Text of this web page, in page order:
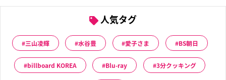
人気タグ
三山凌輝 水谷豊 愛子さま BS朝日
billboard KOREA Blu-ray 3分クッキング